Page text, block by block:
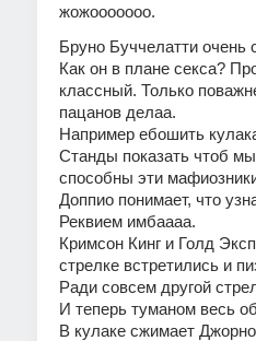
жожооооооо.
Бруно Буччелатти очень
Как он в плане секса?
классный. Только
пацанов делаа.
Например ебошить
Станды показать чтоб
способны эти
Доппио понимает, что
Реквием имбаааа.
Кримсон Кинг и Голд
стрелке встретились и
Ради совсем другой
И теперь туманом весь
В кулаке сжимает